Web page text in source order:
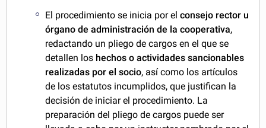
El procedimiento se inicia por elconsejo rector u
órgano de administración de la cooperativa,
redactando un pliego de cargos en el que se
detallen los hechos o actividades sancionables
realizadas por el socio, así como los artículos
de los estatutos incumplidos, que justifican la
decisión de iniciar el procedimiento. La
preparación del pliego de cargos puede ser